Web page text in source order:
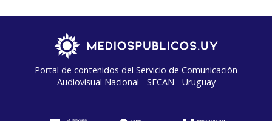
Portal de contenidos del Servicio de Comunicación
Audiovisual Nacional - SECAN - Uruguay